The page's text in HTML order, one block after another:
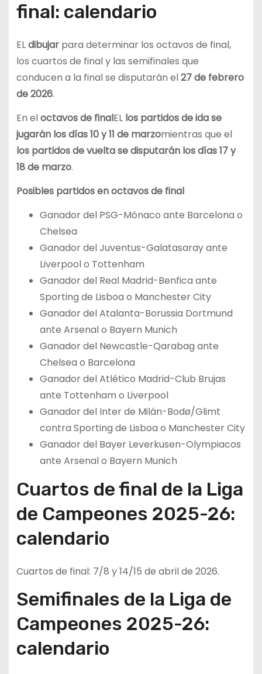
final: calendario
ELdibujar para determinar los octavos de final,
los cuartos de final y las semifinales que
conducen a la final se disputarán el27 de febrero
de 2026.
En eloctavos de finalELlos partidos de ida se
jugarán los días 10 y 11 de marzomientras que el
los partidos de vuelta se disputarán los días 17 y
18 de marzo.
Posibles partidos en octavos de final
Ganador del PSG-Mónaco ante Barcelona o
Chelsea
Ganador del Juventus-Galatasaray ante
Liverpool o Tottenham
Ganador del Real Madrid-Benfica ante
Sporting de Lisboa o Manchester City
Ganador del Atalanta-Borussia Dortmund
ante Arsenal o Bayern Munich
Ganador del Newcastle-Qarabag ante
Chelsea o Barcelona
Ganador del Atlético Madrid-Club Brujas
ante Tottenham o Liverpool
Ganador del Inter de Milán-Bodø/Glimt
contra Sporting de Lisboa o Manchester City
Ganador del Bayer Leverkusen-Olympiacos
ante Arsenal o Bayern Munich
Cuartos de final de la Liga
de Campeones 2025-26:
calendario
Cuartos de final: 7/8 y 14/15 de abril de 2026.
Semifinales de la Liga de
Campeones 2025-26:
calendario